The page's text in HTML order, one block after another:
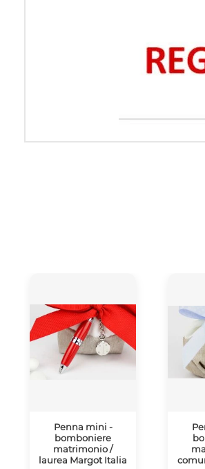
Penna mini -
bomboniere
matrimonio /
laurea Margot Italia